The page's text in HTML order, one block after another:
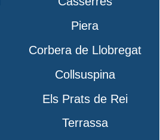
Piera
Corbera de Llobregat
Collsuspina
Els Prats de Rei
Terrassa